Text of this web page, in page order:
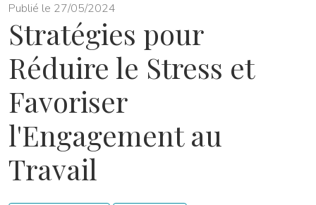
Publié le 27/05/2024
Stratégies pour
Réduire le Stress et
Favoriser
l'Engagement au
Travail